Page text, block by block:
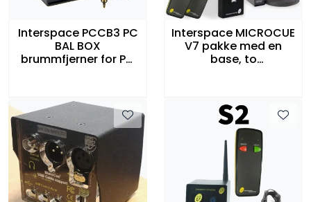
Interspace PCCB3 PC
BAL BOX
brummfjerner for PC
Interspace MICROCUE
V7 pakke med en
base, to